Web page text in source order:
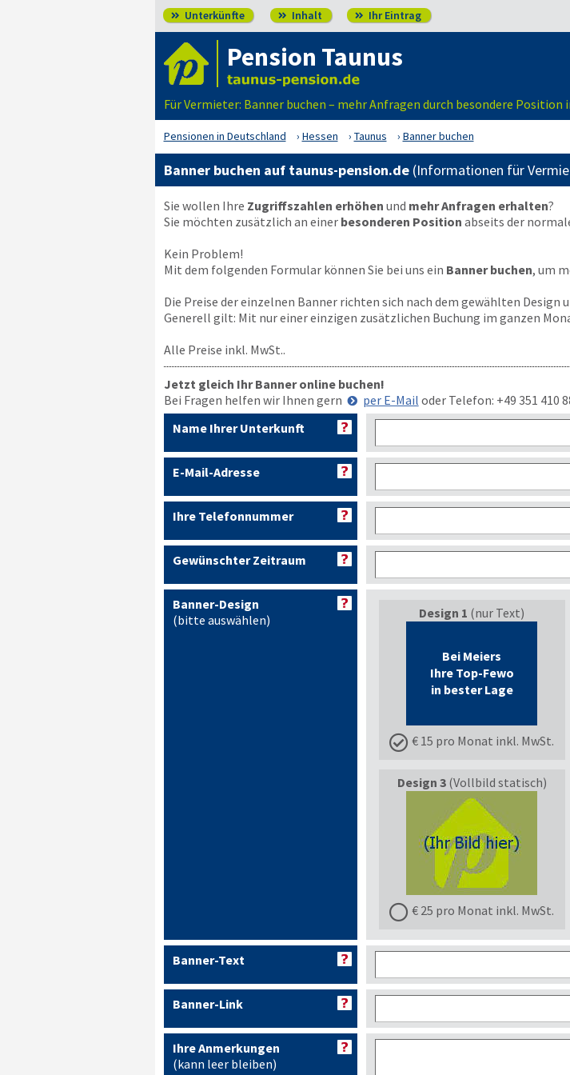
 Unterkünfte  Inhalt  Ihr Eintrag
Pension Taunus
Für Vermieter: Banner buchen – mehr Anfragen durch besondere Position
Pensionen in Deutschland Hessen Taunus Banner buchen
Banner buchen auf taunus-pension.de (Informationen für
Sie wollen Ihre Zugriffszahlen erhöhen und mehr Anfragen erhalten?
Sie möchten zusätzlich an einer besonderen Position abseits der
Kein Problem!
Mit dem folgenden Formular können Sie bei uns ein Banner buchen, um
Die Preise der einzelnen Banner richten sich nach dem gewählten Design
Generell gilt: Mit nur einer einzigen zusätzlichen Buchung im ganzen
Alle Preise inkl. MwSt..
Jetzt gleich Ihr Banner online buchen!
Bei Fragen helfen wir Ihnen gern
per E-Mail oder Telefon: +49 351 410
Name Ihrer Unterkunft
E-Mail-Adresse
Ihre Telefonnummer
Gewünschter Zeitraum
Banner-Design
(bitte auswählen)
Design 1 (nur Text)
Bei Meiers
Ihre Top-Fewo
in bester Lage
€ 15 pro Monat inkl. MwSt.
Design 3(Vollbild statisch)
€ 25 pro Monat inkl. MwSt.
Banner-Text
Banner-Link
Ihre Anmerkungen
(kann leer bleiben)